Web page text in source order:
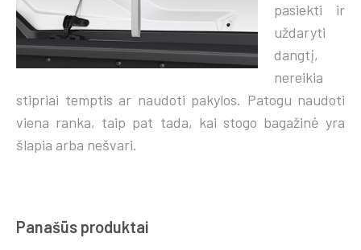
pasiekti ir
uždaryti
dangtį,
nereikia
stipriai temptis ar naudoti pakylos. Patogu naudoti
viena ranka, taip pat tada, kai stogo bagažinė yra
šlapia arba nešvari.
Panašūs produktai